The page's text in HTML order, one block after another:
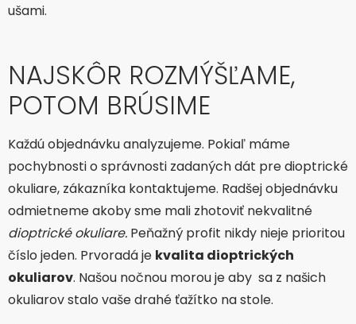
ušami.
NAJSKÔR ROZMÝŠĽAME,
POTOM BRÚSIME
Každú objednávku analyzujeme. Pokiaľ máme
pochybnosti o správnosti zadaných dát pre dioptrické
okuliare, zákazníka kontaktujeme. Radšej objednávku
odmietneme akoby sme mali zhotoviť nekvalitné
dioptrické okuliare. Peňažný profit nikdy nieje prioritou
číslo jeden. Prvoradá je kvalita dioptrických
okuliarov. Našou nočnou morou je aby sa z našich
okuliarov stalo vaše drahé ťažítko na stole.